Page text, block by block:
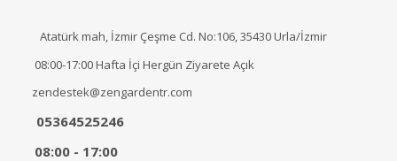
Atatürk mah, İzmir Çeşme Cd. No:106, 35430 Urla/İzmir
08:00-17:00 Hafta İçi Hergün Ziyarete Açık
zendestek@zengardentr.com
05364525246
08:00 - 17:00